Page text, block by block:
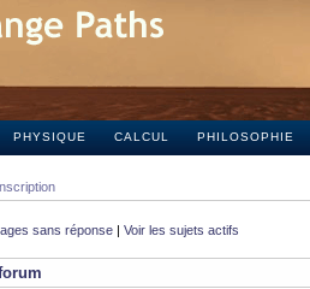
PHYSIQUE CALCUL PHILOSOPHIE
sans réponse | Voir les sujets actifs